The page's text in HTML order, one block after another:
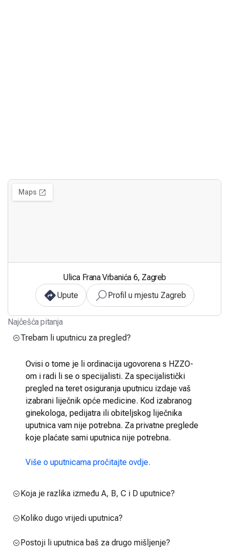
Ulica Frana Vrbanića 6, Zagreb
Upute
Profil u mjestu Zagreb
Najčešća pitanja
Trebam li uputnicu za pregled?
Ovisi o tome je li ordinacija ugovorena s HZZO-
om i radi li se o specijalisti. Za specijalistički
pregled na teret osiguranja uputnicu izdaje vaš
izabrani liječnik opće medicine. Kod izabranog
ginekologa, pedijatra ili obiteljskog liječnika
uputnica vam nije potrebna. Za privatne preglede
koje plaćate sami uputnica nije potrebna.
Više o uputnicama pročitajte ovdje.
Koja je razlika između A, B, C i D uputnice?
Koliko dugo vrijedi uputnica?
Postoji li uputnica baš za drugo mišljenje?